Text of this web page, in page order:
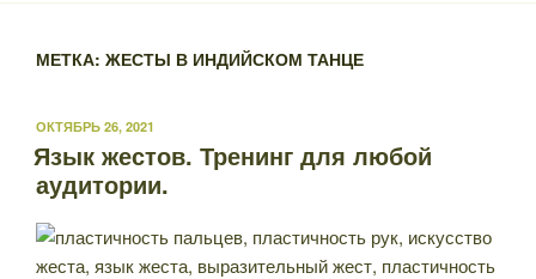
МЕТКА: ЖЕСТЫ В ИНДИЙСКОМ ТАНЦЕ
ОПУБЛИКОВАНО
ОКТЯБРЬ 26, 2021
Язык жестов. Тренинг для любой
аудитории.